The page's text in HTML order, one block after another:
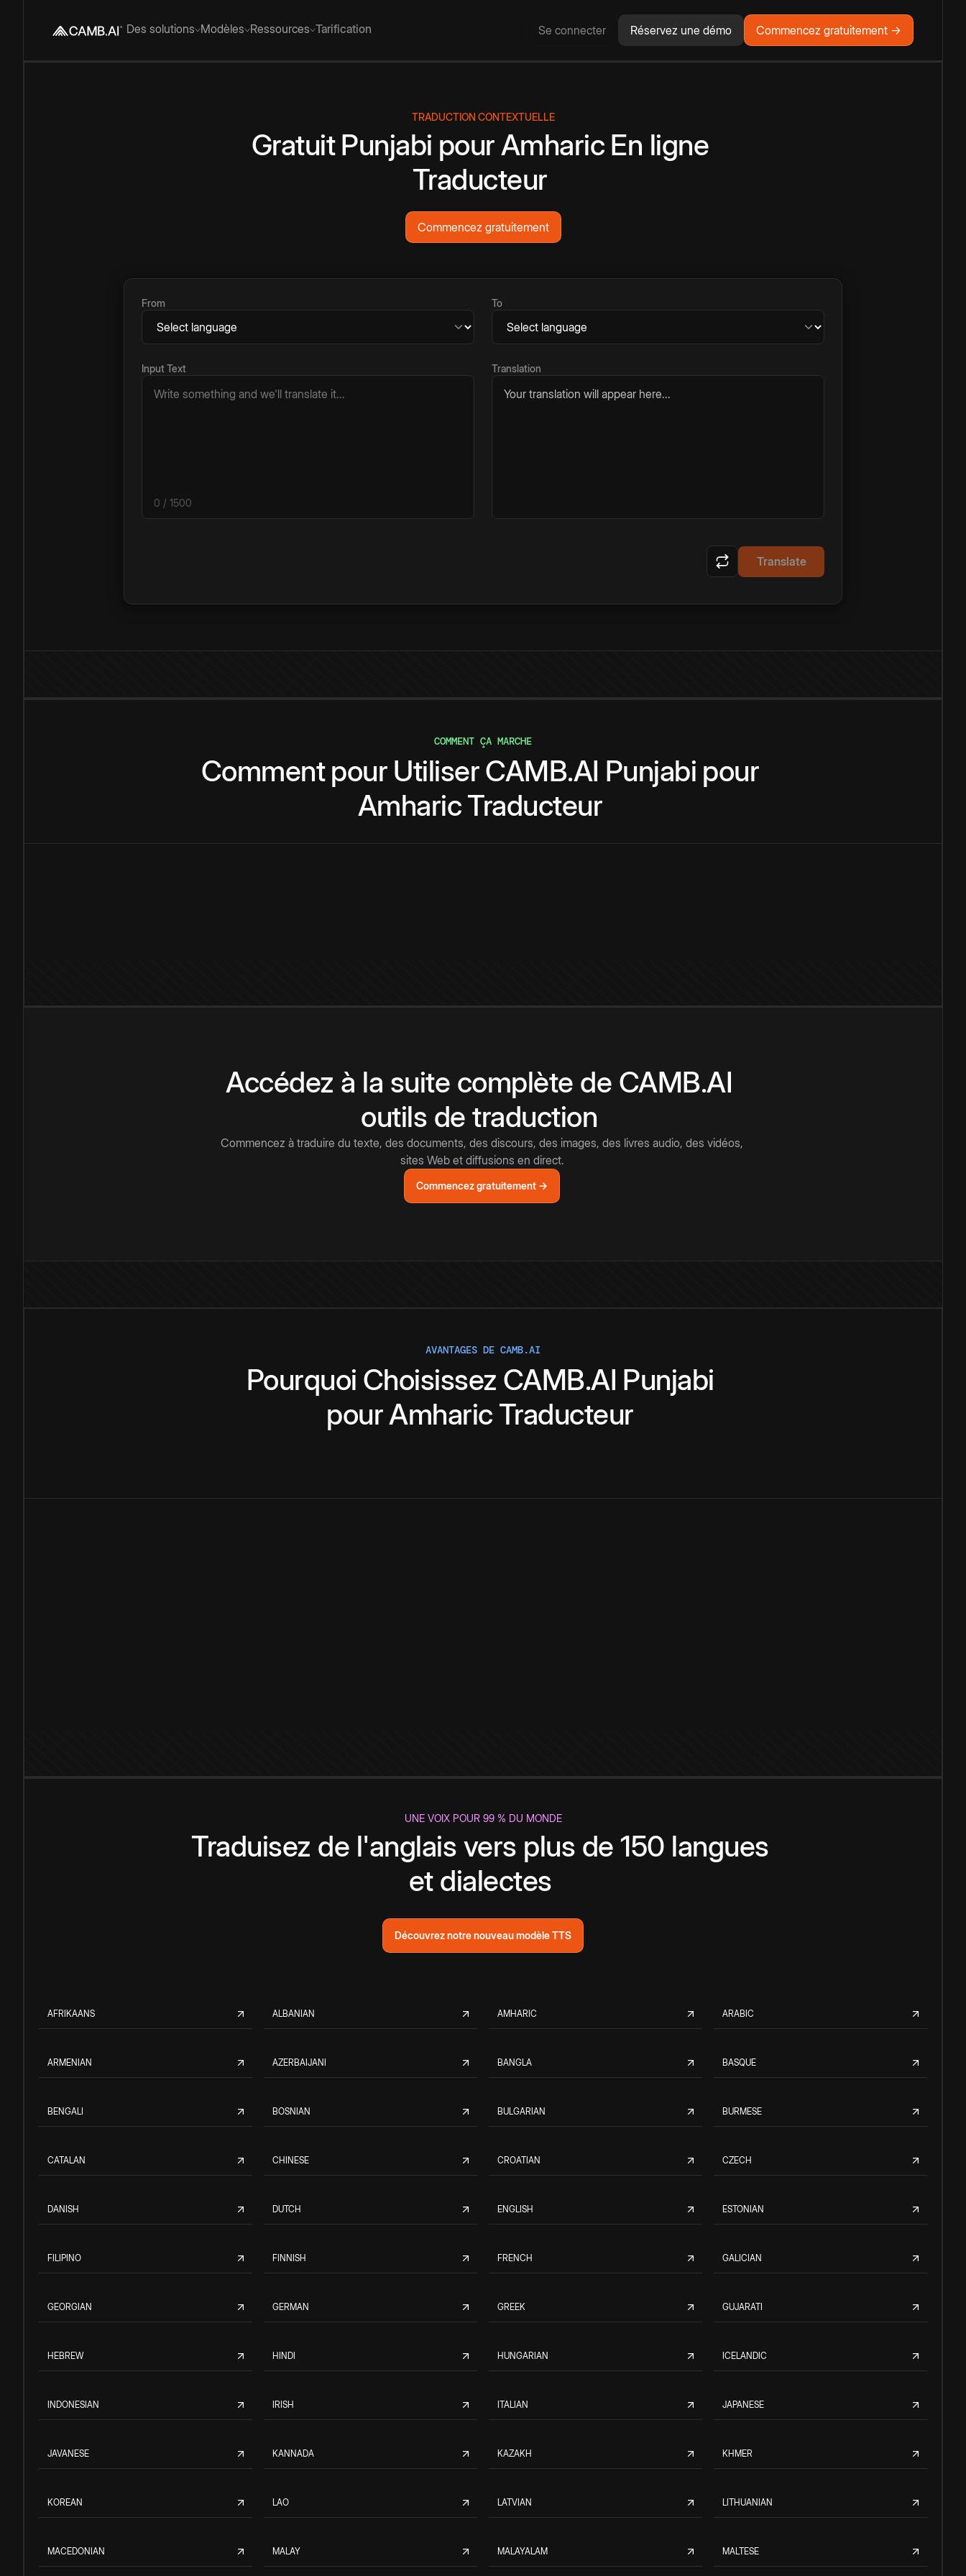
Des solutions Modèles Ressources Tarification Se connecter Réservez une démo Commencez gratuitement →
TRADUCTION CONTEXTUELLE
GratuitPunjabi pourAmharic En ligne
Traducteur
Commencez gratuitement
From To
Input Text
0 / 1500
Translation
Your translation will appear here...
Translate
COMMENT ÇA MARCHE
Commentpour UtiliserCAMB.AI Punjabi pour
AmharicTraducteur
Accédez à la suite complète de CAMB.AI
outils de traduction
Commencez à traduire du texte, des documents, des discours, des images, des livres audio, des vidéos,
sites Web et diffusions en direct.
Commencez gratuitement →
AVANTAGES DE CAMB.AI
Pourquoi Choisissez CAMB.AI Punjabi
pourAmharic Traducteur
UNE VOIX POUR 99 % DU MONDE
Traduisez de l'anglais vers plus de 150 langues
et dialectes
Découvrez notre nouveau modèle TTS
AFRIKAANS ALBANIAN AMHARIC ARABIC
ARMENIAN AZERBAIJANI BANGLA BASQUE
BENGALI BOSNIAN BULGARIAN BURMESE
CATALAN CHINESE CROATIAN CZECH
DANISH DUTCH ENGLISH ESTONIAN
FILIPINO FINNISH FRENCH GALICIAN
GEORGIAN GERMAN GREEK GUJARATI
HEBREW HINDI HUNGARIAN ICELANDIC
INDONESIAN IRISH ITALIAN JAPANESE
JAVANESE KANNADA KAZAKH KHMER
KOREAN LAO LATVIAN LITHUANIAN
MACEDONIAN MALAY MALAYALAM MALTESE